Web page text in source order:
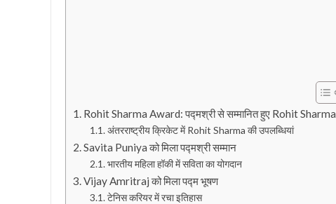
Rohit Sharma Award: पद्मश्री से सम्मानित हुए Rohit Sharma
अंतरराष्ट्रीय क्रिकेट में Rohit Sharma की उपलब्धियां
Savita Puniya को मिला पद्मश्री सम्मान
भारतीय महिला हॉकी में सविता का योगदान
Vijay Amritraj को मिला पद्म भूषण
टेनिस करियर में रचा इतिहास